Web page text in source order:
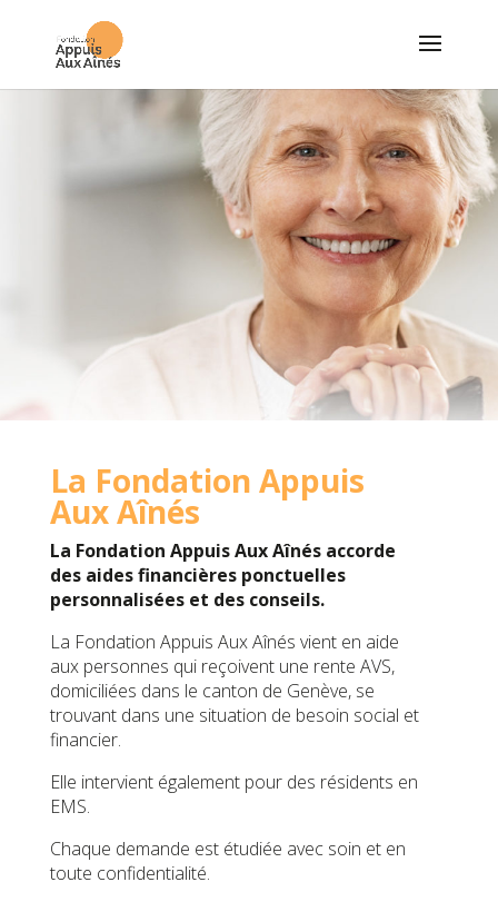
La Fondation Appuis
Aux Aînés
La Fondation Appuis Aux Aînés accorde
des aides financières ponctuelles
personnalisées et des conseils.
La Fondation Appuis Aux Aînés vient en aide
aux personnes qui reçoivent une rente AVS,
domiciliées dans le canton de Genève, se
trouvant dans une situation de besoin social et
financier.
Elle intervient également pour des résidents en
EMS.
Chaque demande est étudiée avec soin et en
toute confidentialité.